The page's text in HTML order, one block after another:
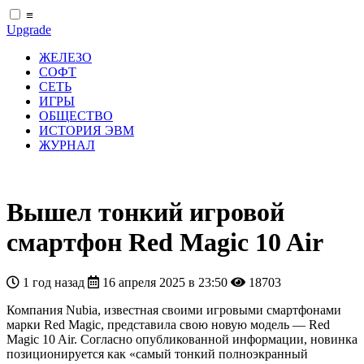
≡
Upgrade
ЖЕЛЕЗО
СОФТ
СЕТЬ
ИГРЫ
ОБЩЕСТВО
ИСТОРИЯ ЭВМ
ЖУРНАЛ
Вышел тонкий игровой
смартфон Red Magic 10 Air
1 год назад 16 апреля 2025 в 23:50
18703
Компания Nubia, известная своими игровыми смартфонами
марки Red Magic, представила свою новую модель — Red
Magic 10 Air. Согласно опубликованной информации, новинка
позиционируется как «самый тонкий полноэкранный